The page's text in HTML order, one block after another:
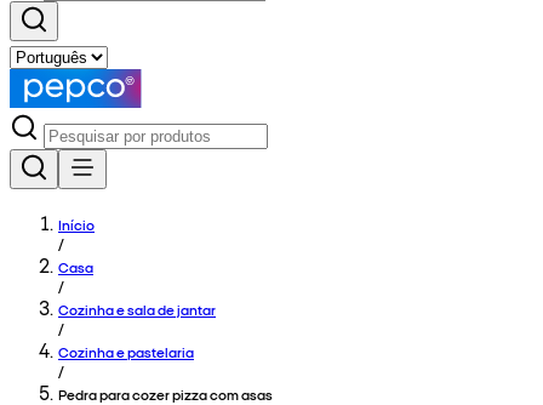
Início
/
Casa
/
Cozinha e sala de jantar
/
Cozinha e pastelaria
/
Pedra para cozer pizza com asas